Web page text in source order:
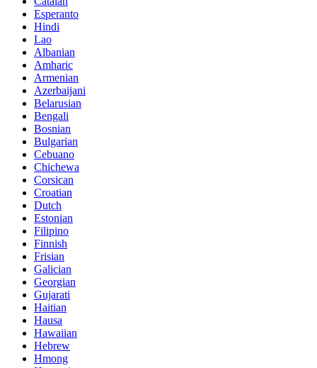
Esperanto
Hindi
Lao
Albanian
Amharic
Armenian
Azerbaijani
Belarusian
Bengali
Bosnian
Bulgarian
Cebuano
Chichewa
Corsican
Croatian
Dutch
Estonian
Filipino
Finnish
Frisian
Galician
Georgian
Gujarati
Haitian
Hausa
Hawaiian
Hebrew
Hmong